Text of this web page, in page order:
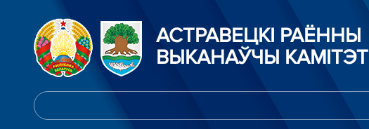
АСТРАВЕЦКІ РАЁННЫ
ВЫКАНАЎЧЫ КАМІТЭТ